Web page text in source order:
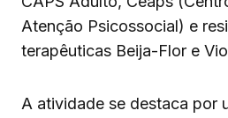
Atenção Psicossocial) e
terapêuticas Beija-Flor e
A atividade se destaca por